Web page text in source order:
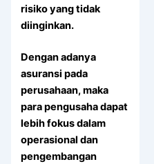
risiko yang tidak
diinginkan.
Dengan adanya
asuransi pada
perusahaan, maka
para pengusaha dapat
lebih fokus dalam
operasional dan
pengembangan